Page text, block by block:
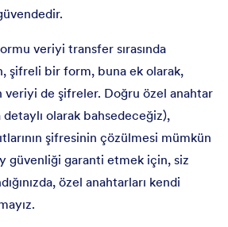
veriyi transfer sırasında
şifreli bir form, buna ek olarak,
veriyi de şifreler. Doğru özel anahtar
olarak bahsedeceğiz),
şifresinin çözülmesi mümkün
güvenliği garanti etmek için, siz
özel anahtarları kendi